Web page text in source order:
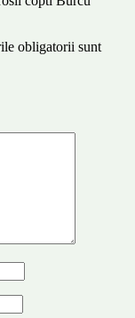
obligatorii sunt